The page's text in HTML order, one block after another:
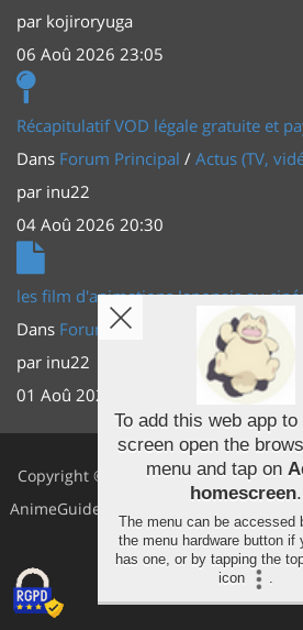
par kojiroryuga
06 Aoû 2026 23:05
Récapitulatif VOD légale gratuite et
Dans Forum Principal / Actus (TV,
par inu22
04 Aoû 2026 20:30
les film d'animations Japonais au
Dans Forum Principal
Actus (TV,
par inu22
01 Aoû 2026 20:56
Copyright ©
AnimeGuides
To add this web app to
screen open the
menu and tap on
homescreen.
The menu can be accessed
the menu hardware button if
has one, or by tapping the
icon
.